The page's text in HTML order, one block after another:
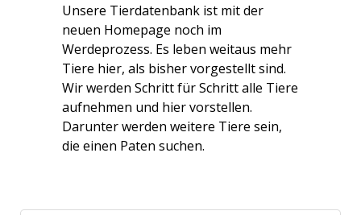
Unsere Tierdatenbank ist mit der
neuen Homepage noch im
Werdeprozess. Es leben weitaus mehr
Tiere hier, als bisher vorgestellt sind.
Wir werden Schritt für Schritt alle Tiere
aufnehmen und hier vorstellen.
Darunter werden weitere Tiere sein,
die einen Paten suchen.